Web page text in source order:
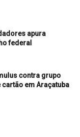
apura
federal
contra grupo
em Araçatuba